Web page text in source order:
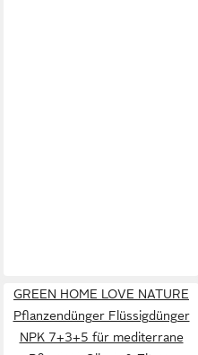
GREEN HOME LOVE NATURE
Pflanzendünger Flüssigdünger
NPK 7+3+5 für mediterrane